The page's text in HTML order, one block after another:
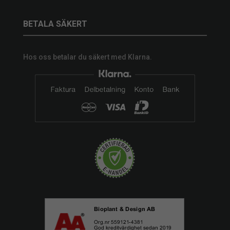
BETALA SÄKERT
Hos oss betalar du säkert med Klarna.